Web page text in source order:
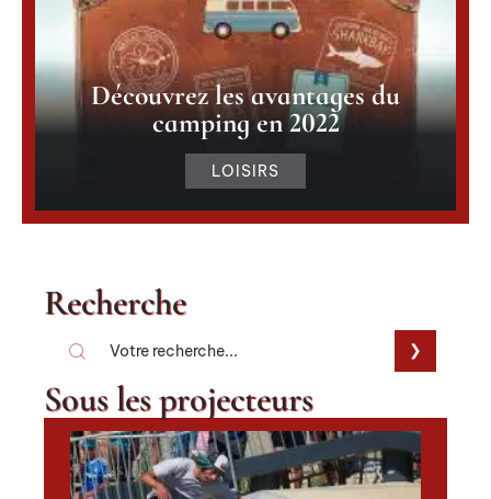
Découvrez les avantages du
camping en 2022
LOISIRS
Recherche
Sous les projecteurs